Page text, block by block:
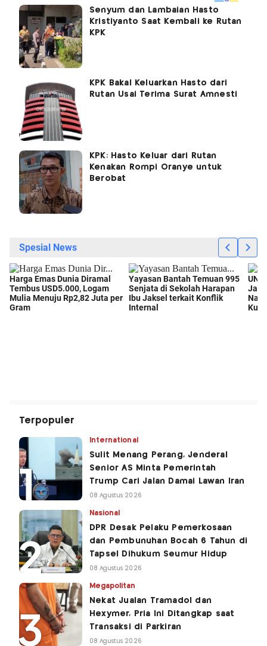
Senyum dan Lambaian Hasto
Kristiyanto Saat Kembali ke Rutan
KPK
KPK Bakal Keluarkan Hasto dari
Rutan Usai Terima Surat Amnesti
KPK: Hasto Keluar dari Rutan
Kenakan Rompi Oranye untuk
Berobat
Terpopuler
International
Sulit Menang Perang, Jenderal
Senior AS Minta Pemerintah
Trump Cari Jalan Damai Lawan Iran
08 Agustus 2026
Nasional
DPR Desak Pelaku Pemerkosaan
dan Pembunuhan Bocah 6 Tahun di
Tapsel Dihukum Seumur Hidup
08 Agustus 2026
Megapolitan
Nekat Jualan Tramadol dan
Hexymer, Pria Ini Ditangkap saat
Transaksi di Parkiran
08 Agustus 2026